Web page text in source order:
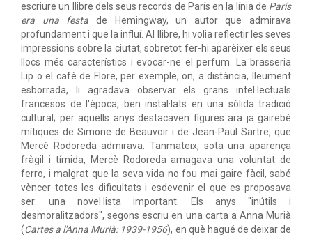
escriure un llibre dels seus records de París en la línia de París
era una festa de Hemingway, un autor que admirava
profundament i que la influí. Al llibre, hi volia reflectir les seves
impressions sobre la ciutat, sobretot fer-hi aparèixer els seus
llocs més característics i evocar-ne el perfum. La brasseria
Lip o el cafè de Flore, per exemple, on, a distància, lleument
esborrada, li agradava observar els grans intel·lectuals
francesos de l'època, ben instal·lats en una sòlida tradició
cultural; per aquells anys destacaven figures ara ja gairebé
mítiques de Simone de Beauvoir i de Jean-Paul Sartre, que
Mercè Rodoreda admirava. Tanmateix, sota una aparença
fràgil i tímida, Mercè Rodoreda amagava una voluntat de
ferro, i malgrat que la seva vida no fou mai gaire fàcil, sabé
vèncer totes les dificultats i esdevenir el que es proposava
ser: una novel·lista important. Els anys "inútils i
desmoralitzadors", segons escriu en una carta a Anna Murià
(Cartes a l'Anna Murià: 1939-1956), en què hagué de deixar de